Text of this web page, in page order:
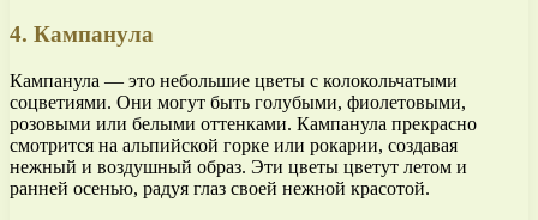
4. Кампанула
Кампанула — это небольшие цветы с колокольчатыми
соцветиями. Они могут быть голубыми, фиолетовыми,
розовыми или белыми оттенками. Кампанула прекрасно
смотрится на альпийской горке или рокарии, создавая
нежный и воздушный образ. Эти цветы цветут летом и
ранней осенью, радуя глаз своей нежной красотой.